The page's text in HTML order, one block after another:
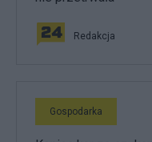
Redakcja
Gospodarka